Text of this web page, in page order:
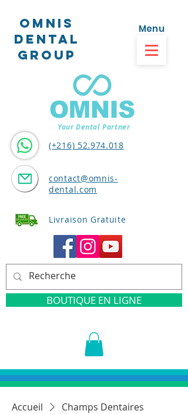
OMNIS
dental
GROUP
BOUTIQUE EN LIGNE
(+216) 52.974.018
contact@omnis-
dental.com
Your Dental Partner
Menu
Livraison Gratuite
Accueil Champs Dentaires